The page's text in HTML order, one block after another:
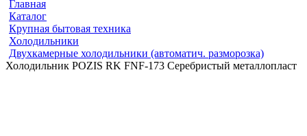
Главная
Каталог
Крупная бытовая техника
Холодильники
Двухкамерные холодильники (автоматич. разморозка)
Холодильник POZIS RK FNF-173 Серебристый металлопласт